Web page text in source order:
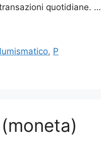
quotidiane. …
, P